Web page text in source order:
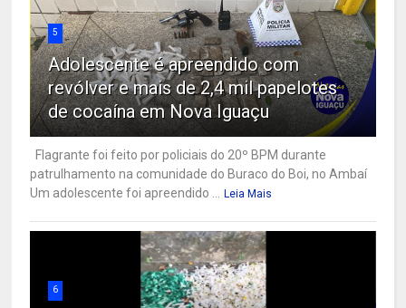
5
Adolescente é apreendido com
revólver e mais de 2,4 mil papelotes
de cocaína em Nova Iguaçu
Flagrante foi feito por policiais do 20º BPM durante
patrulhamento na comunidade do Buraco do Boi, no Ambaí
Um adolescente foi apreendido ...
Leia Mais
6